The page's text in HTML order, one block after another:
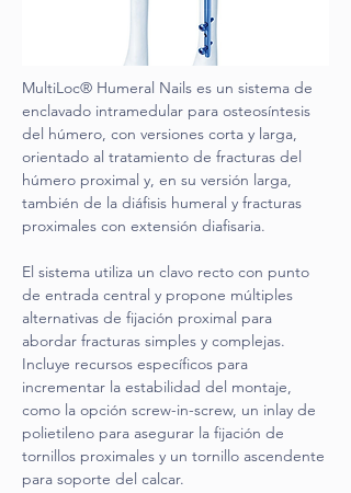
MultiLoc® Humeral Nails es un sistema de
enclavado intramedular para osteosíntesis
del húmero, con versiones corta y larga,
orientado al tratamiento de fracturas del
húmero proximal y, en su versión larga,
también de la diáfisis humeral y fracturas
proximales con extensión diafisaria.
El sistema utiliza un clavo recto con punto
de entrada central y propone múltiples
alternativas de fijación proximal para
abordar fracturas simples y complejas.
Incluye recursos específicos para
incrementar la estabilidad del montaje,
como la opción screw-in-screw, un inlay de
polietileno para asegurar la fijación de
tornillos proximales y un tornillo ascendente
para soporte del calcar.